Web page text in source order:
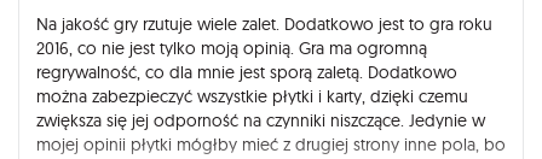
Na jakość gry rzutuje wiele zalet. Dodatkowo jest to gra roku
2016, co nie jest tylko moją opinią. Gra ma ogromną
regrywalność, co dla mnie jest sporą zaletą. Dodatkowo
można zabezpieczyć wszystkie płytki i karty, dzięki czemu
zwiększa się jej odporność na czynniki niszczące. Jedynie w
mojej opinii płytki mógłby mieć z drugiej strony inne pola, bo